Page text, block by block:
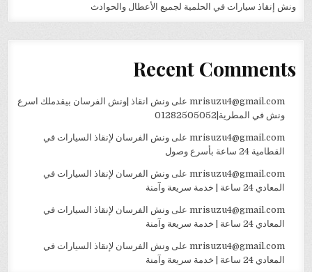
ونش إنقاذ سيارات في الحلمية لجميع الأعطال والحوادث
Recent Comments
mrisuzu4@gmail.comعلى ونش انقاذ |ونش الفرسان بيقدملك اسرع
ونش في المطرية|01282505052
mrisuzu4@gmail.comعلى ونش الفرسان لإنقاذ السيارات في
القطامية 24 ساعة بأسرع وصول
mrisuzu4@gmail.comعلى ونش الفرسان لإنقاذ السيارات في
المعادي 24 ساعة | خدمة سريعة وآمنة
mrisuzu4@gmail.comعلى ونش الفرسان لإنقاذ السيارات في
المعادي 24 ساعة | خدمة سريعة وآمنة
mrisuzu4@gmail.comعلى ونش الفرسان لإنقاذ السيارات في
المعادي 24 ساعة | خدمة سريعة وآمنة